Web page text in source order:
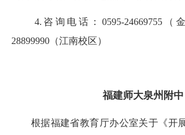
4.咨询电话：0595-24669755（
28899990（江南校区）
福建师大泉州附中
根据福建省教育厅办公室关于《开